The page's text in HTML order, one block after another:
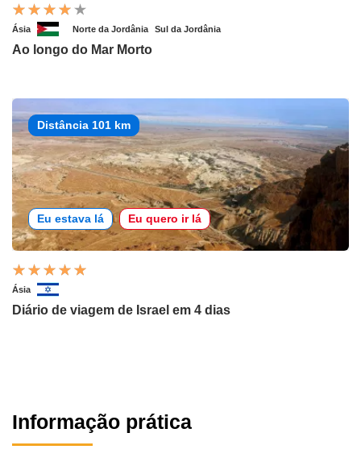
Ásia Norte da Jordânia Sul da Jordânia
Ao longo do Mar Morto
Distância 101 km
Eu estava lá Eu quero ir lá
Ásia
Diário de viagem de Israel em 4 dias
Informação prática